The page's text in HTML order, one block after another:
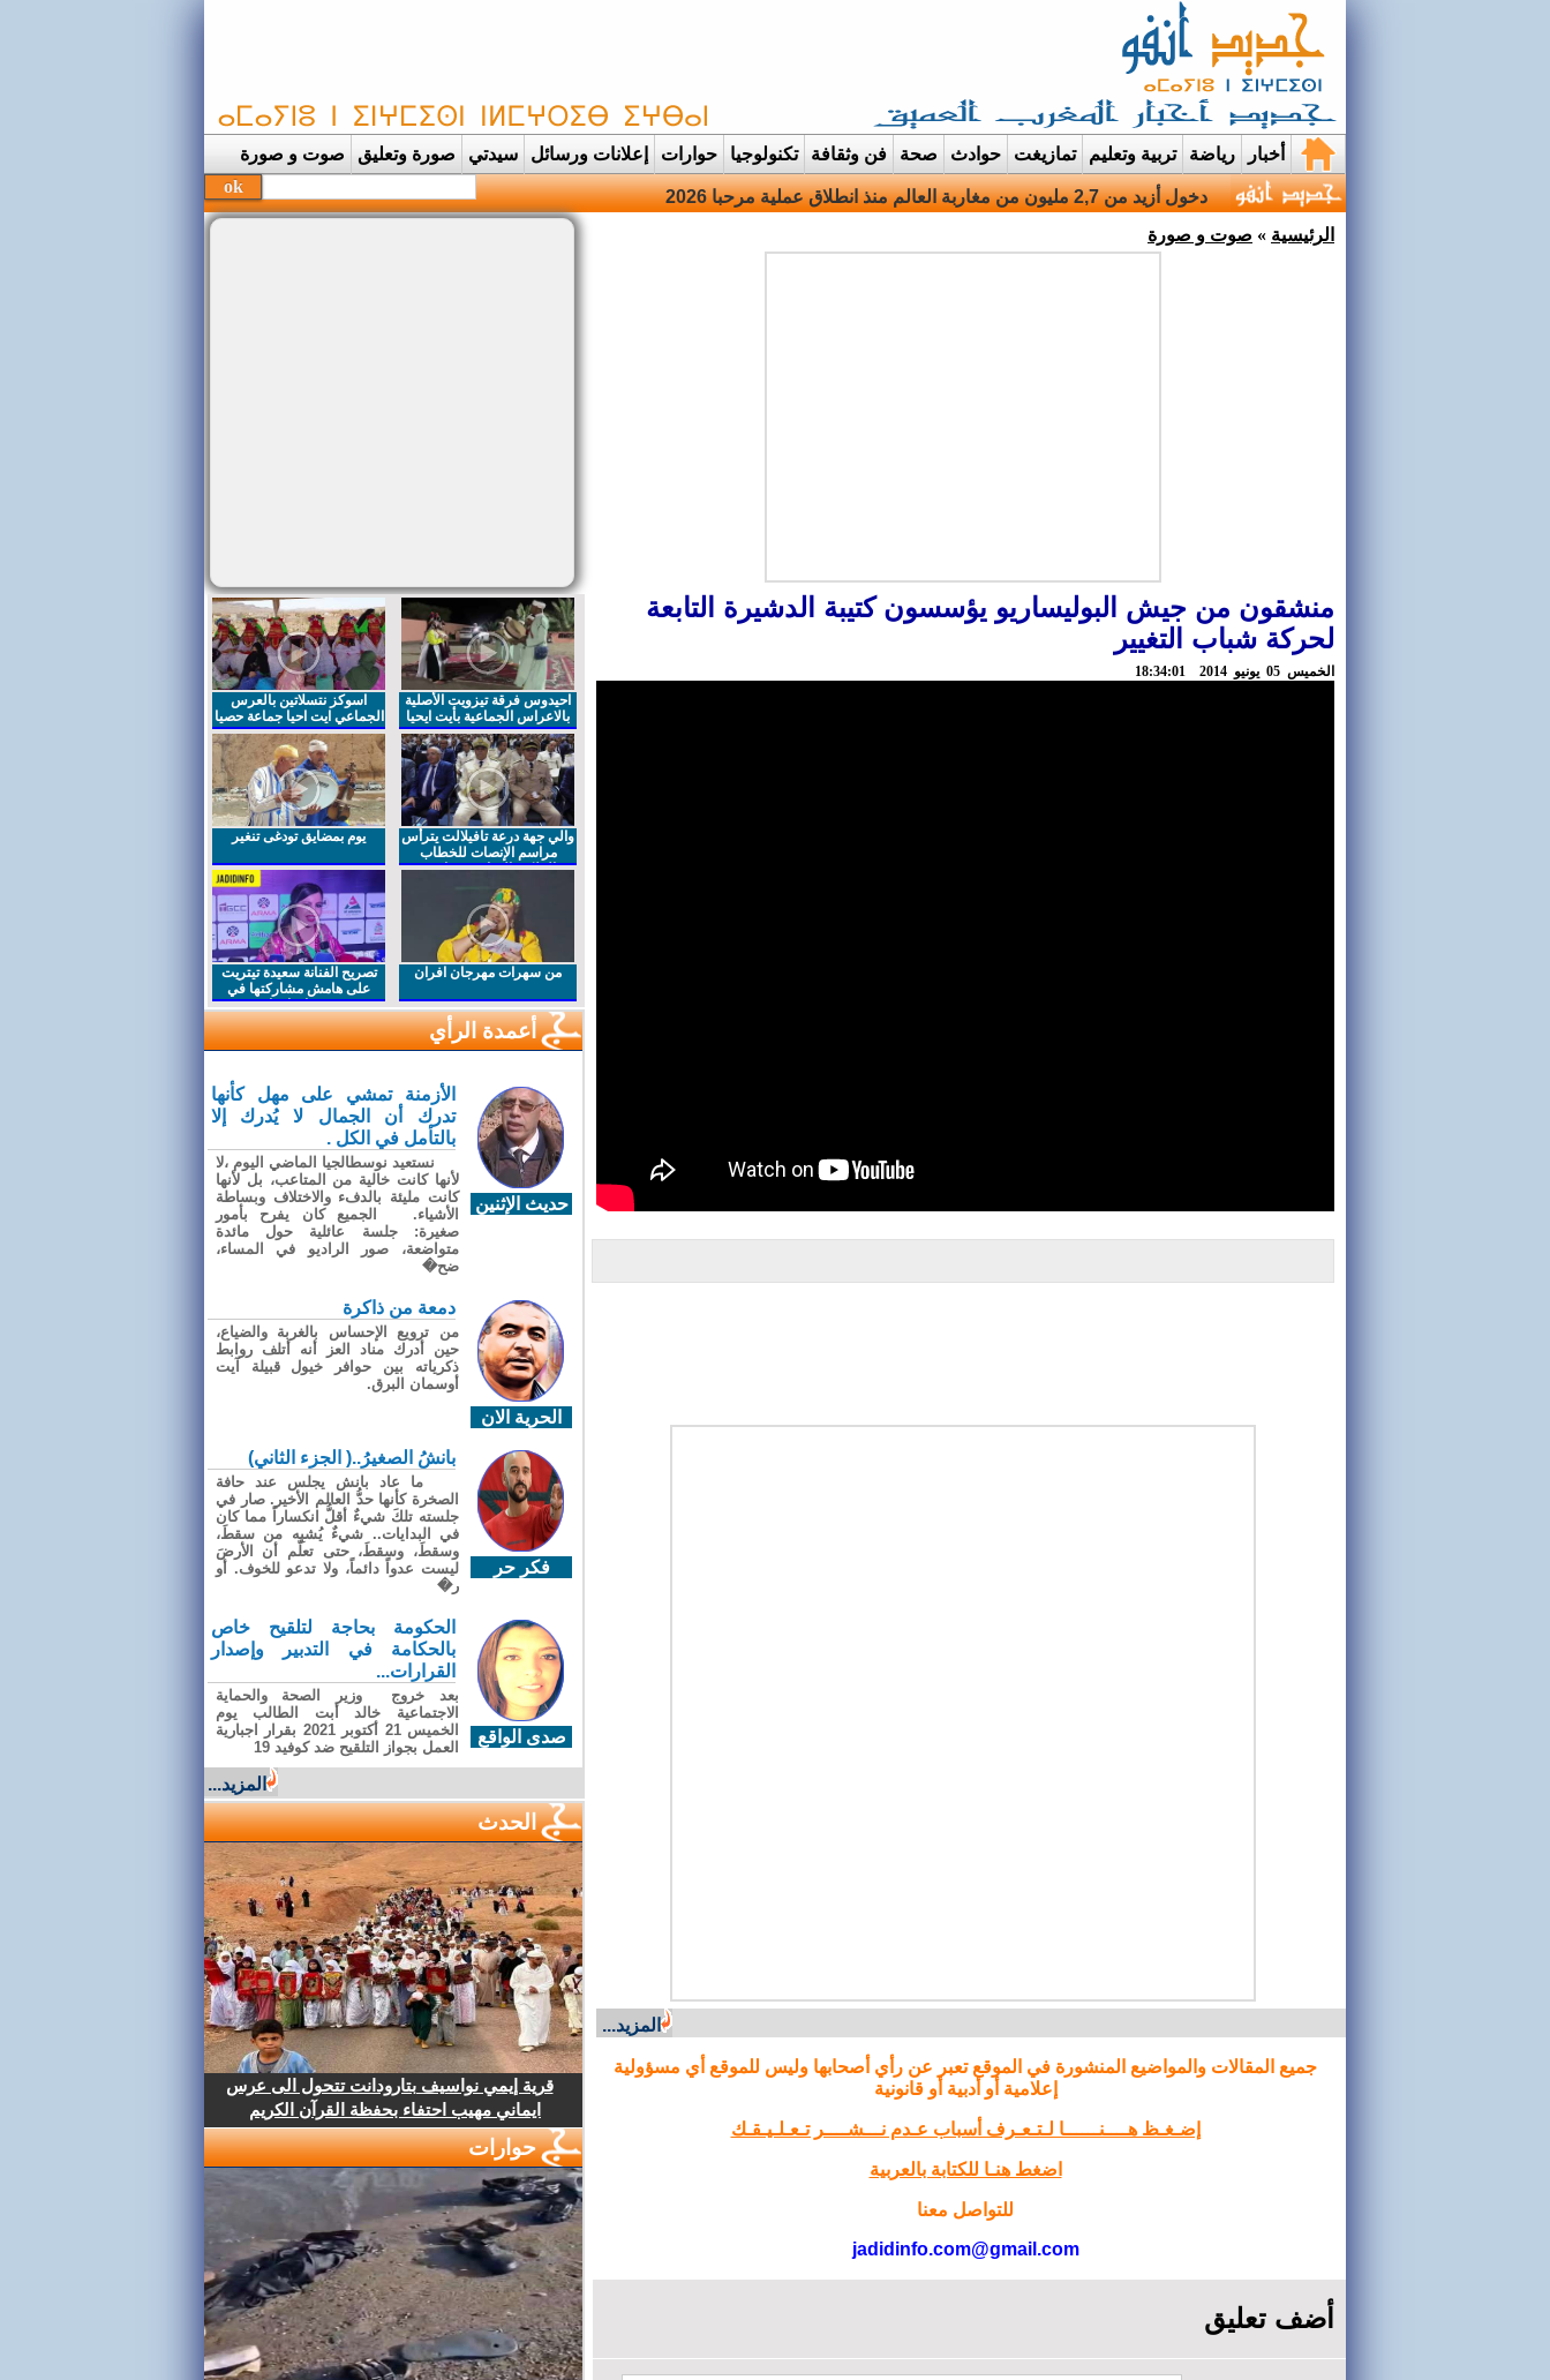
أخبار رياضة تربية وتعليم تمازيغت حوادث صحة فن وثقافة تكنولوجيا حوارات إعلانات ورسائل سيدتي صورة وتعليق صوت و صورة
قرية إيمي نواسيف بتارودانت تتحول الى |
الرئيسية » صوت و صورة
منشقون من جيش البوليساريو يؤسسون كتيبة الدشيرة التابعة
لحركة شباب التغيير
الخميس 05 يونيو 2014 18:34:01
المزيد...
جميع المقالات والمواضيع المنشورة في الموقع تعبر عن رأي أصحابها وليس للموقع أي مسؤولية
إعلامية أو أدبية أو قانونية
إضـغـظ هــــنــــــا لـتـعـرف أسباب عـدم نـــشــــر تـعـلـيـقـك
اضغط هنـا للكتابة بالعربية
للتواصل معنا
jadidinfo.com@gmail.com
أضف تعليق
احيدوس فرقة تيزويت الأصلية
بالاعراس الجماعية بأيت ايحيا
اسوكز نتسلاتين بالعرس
الجماعي ايت احيا جماعة حصيا
والي جهة درعة تافيلالت يترأس
مراسم الإنصات للخطاب
الملكي السامي بمناسبة
يوم بمضايق تودغى تنغير
من سهرات مهرجان افران
تصريح الفنانة سعيدة تيتريت
على هامش مشاركتها في
مهرجان افران
أعمدة الرأي
حديث الإثنين
الأزمنة تمشي على مهل كأنها
تدرك أن الجمال لا يُدرك إلا
بالتأمل في الكل .
نستعيد نوسطالجيا الماضي اليوم ،لا
لأنها كانت خالية من المتاعب، بل لأنها
كانت مليئة بالدفء والاختلاف وبساطة
الأشياء. الجميع كان يفرح بأمور
صغيرة: جلسة عائلية حول مائدة
متواضعة، صور الراديو في المساء،
ضح�
الحرية الان
دمعة من ذاكرة
من ترويع الإحساس بالغربة والضياع،
حين أدرك مناد العز أنه أتلف روابط
ذكرياته بين حوافر خيول قبيلة آيت
أوسمان البرق.
فكر حر
بانشُ الصغيرُ..( الجزء الثاني)
ما عاد بانش يجلس عند حافة
الصخرة كأنها حدُّ العالم الأخير. صار في
جلسته تلكَ شيءٌ أقلُّ انكساراً مما كان
في البدايات.. شيءٌ يُشبِه من سقطَ،
وسقطَ، وسقطَ، حتى تعلّم أن الأرضَ
ليست عدواً دائماً، ولا تدعو للخوف. أو
ر�
صدى الواقع
الحكومة بحاجة لتلقيح خاص
بالحكامة في التدبير وإصدار
القرارات...
بعد خروج وزير الصحة والحماية
الاجتماعية خالد أبت الطالب يوم
الخميس 21 أكتوبر 2021 بقرار اجبارية
العمل بجواز التلقيح ضد كوفيد 19
المزيد...
الحدث
قرية إيمي نواسيف بتارودانت تتحول الى عرس
ايماني مهيب احتفاء بحفظة القرآن الكريم
حوارات